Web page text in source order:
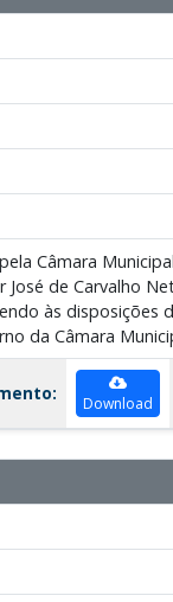
Câmara
José de Carvalho
às disposições
da Câmara
Download